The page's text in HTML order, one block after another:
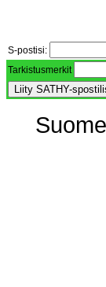
S-postisi:
Tarkistusmerkit